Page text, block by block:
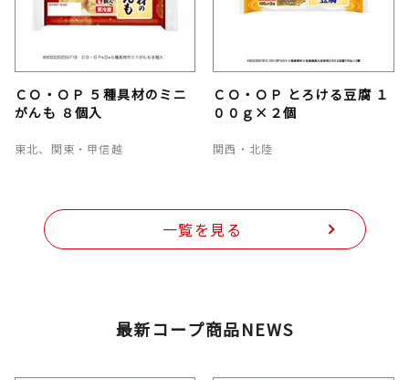
ＣＯ・ＯＰ ５種具材のミニ
がんも ８個入
東北、関東・甲信越
ＣＯ・ＯＰ とろける豆腐 １
００ｇ×２個
関西・北陸
一覧を見る
最新コープ商品NEWS